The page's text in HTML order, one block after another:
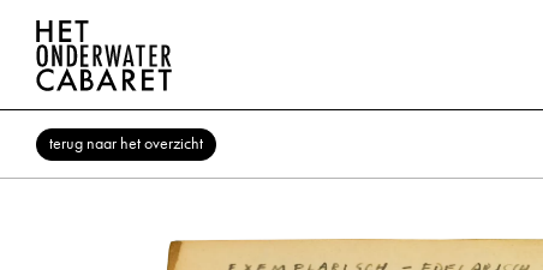
terug naar het overzicht